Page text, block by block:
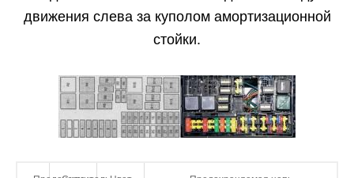
движения слева за куполом амортизационной
стойки.